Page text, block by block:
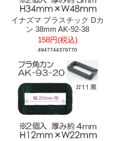
イナズマ プラスチック Dカ
ン 38mm AK-92-38
158円(税込)
4947744379770